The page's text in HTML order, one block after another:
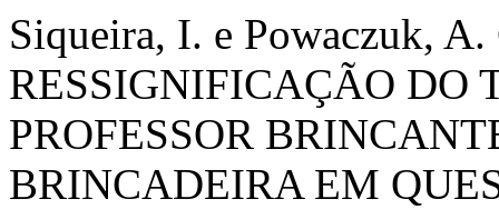
Siqueira, I. e Powaczuk,
RESSIGNIFICAÇÃO DO
PROFESSOR
BRINCADEIRA EM